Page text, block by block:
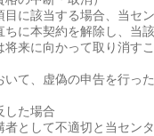
目に該当する場合、当セ
ちに本契約を解除し、当
将来に向かって取り消す
て、虚偽の申告を行っ
た場合
として不適切と当セン